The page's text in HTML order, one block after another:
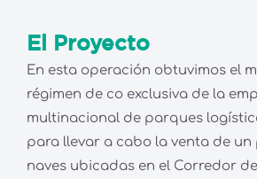
El Proyecto
En esta operación obtuvimos el
régimen de co exclusiva de la
multinacional de parques
para llevar a cabo la venta de
naves ubicadas en el Corredor